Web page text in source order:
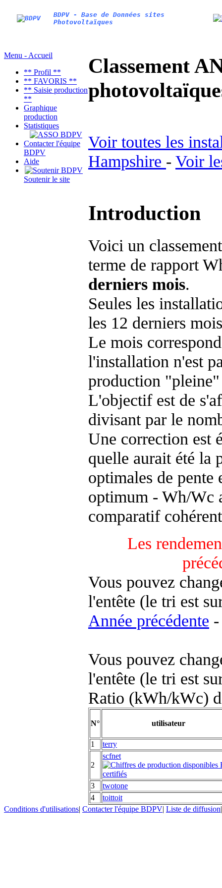
BDPV - Base de Données sites
Photovoltaïques
Menu - Accueil
** Profil **
** FAVORIS **
** Saisie production
**
Graphique
production
Statistiques
Contacter l'équipe
BDPV
Aide
Soutenir le site
Classement
Voir toutes les
Hampshire - Voir
Introduction
Voici un
terme de rapport
derniers mois.
Seules les
les 12 derniers
Le mois
l'installation n'est
production "pleine"
L'objectif est de
divisant par le
Une correction est
quelle aurait été la
optimales de
optimum - Wh/Wc
comparatif
Les
Vous pouvez
l'entête (le tri est
Année précédente
Vous pouvez
l'entête (le tri est
Ratio (kWh/kWc)
N° utilisateur
1 terry
2
scfnet
3
twotone
4
toittoit
Conditions d'utilisations| Contacter l'équipe BDPV| Liste de diffusion